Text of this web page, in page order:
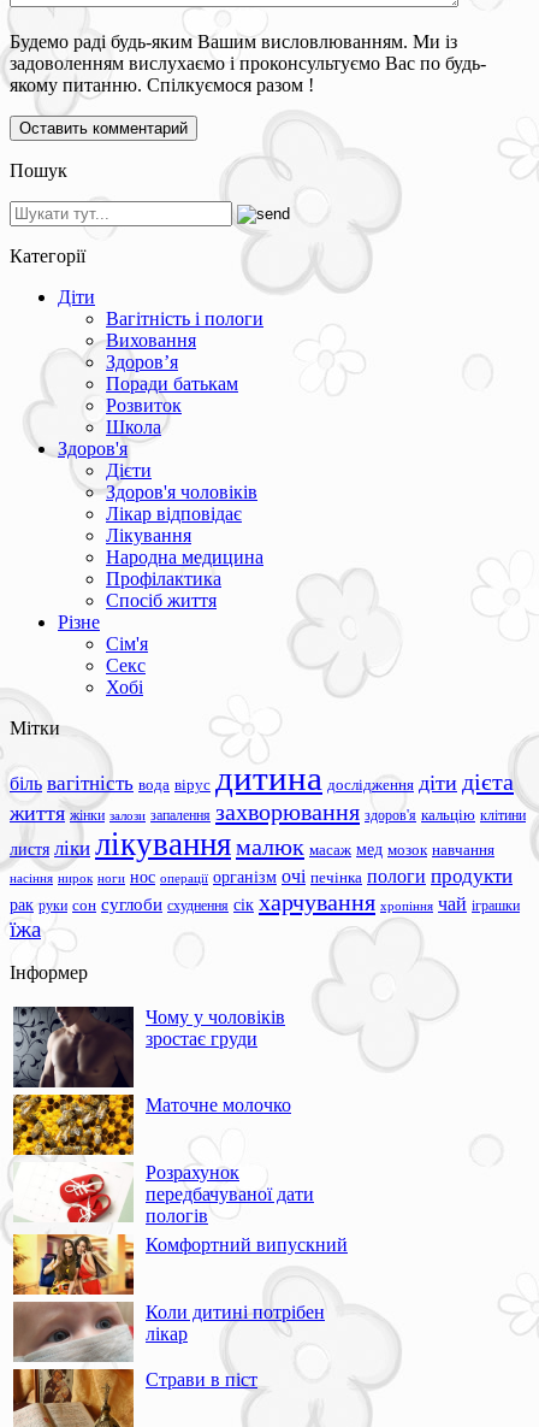
Будемо раді будь-яким Вашим висловлюванням. Ми із
задоволенням вислухаємо і проконсультуємо Вас по будь-
якому питанню. Спілкуємося разом !
Пошук
Категорії
Діти
Вагітність і пологи
Виховання
Здоров’я
Поради батькам
Розвиток
Школа
Здоров'я
Дієти
Здоров'я чоловіків
Лікар відповідає
Лікування
Народна медицина
Профілактика
Спосіб життя
Різне
Сім'я
Секс
Хобі
Мітки
біль вагітність вода вірус дитина дослідження діти дієта
життя жінки залози запалення захворювання здоров'я кальцію клітини
листя ліки лікуваннямалюк масаж мед мозок навчання
насіння нирок ноги нос операції організм очі печінка пологи продукти
рак руки сон суглоби схуднення сік харчування хропіння чай іграшки
їжа
Інформер
Чому у чоловіків
зростає груди
Маточне молочко
Розрахунок
передбачуваної дати
пологів
Комфортний випускний
Коли дитині потрібен
лікар
Страви в піст